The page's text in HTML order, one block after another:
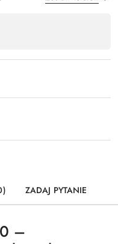
ZADAJ PYTANIE
–